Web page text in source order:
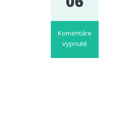
Komentáre
vypnuté